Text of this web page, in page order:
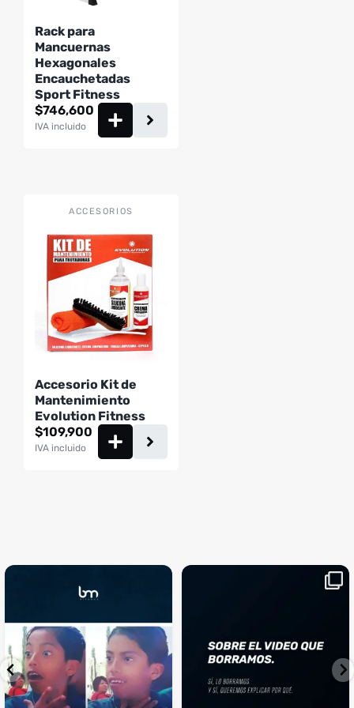
Rack para
Mancuernas
Hexagonales
Encauchetadas
Sport Fitness
$746,600
IVA incluido
ACCESORIOS
Accesorio Kit de
Mantenimiento
Evolution Fitness
$109,900
IVA incluido
...
4 2